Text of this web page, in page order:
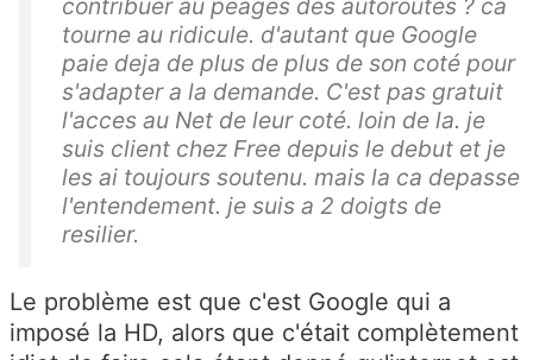
tourne au ridicule. d'autant que Google
paie deja de plus de plus de son coté pour
s'adapter a la demande. C'est pas gratuit
l'acces au Net de leur coté. loin de la. je
suis client chez Free depuis le debut et je
les ai toujours soutenu. mais la ca depasse
l'entendement. je suis a 2 doigts de
resilier.
Le problème est que c'est Google qui a
imposé la HD, alors que c'était complètement